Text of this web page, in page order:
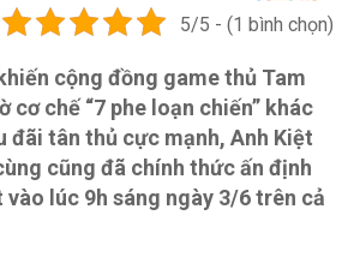
5/5 - (1 bình chọn)
cộng đồng game thủ Tam
cơ chế “7 phe loạn chiến” khác
đãi tân thủ cực mạnh, Anh Kiệt
cũng đã chính thức ấn định
lúc 9h sáng ngày 3/6 trên cả